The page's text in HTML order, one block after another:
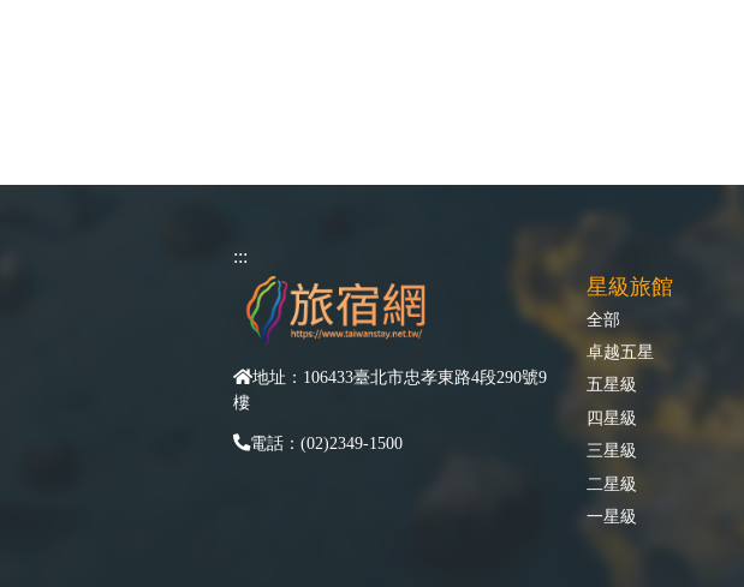
:::
地址：106433臺北市忠孝東路4段290號9
樓
電話：(02)2349-1500
星級旅館
全部
卓越五星
五星級
四星級
三星級
二星級
一星級